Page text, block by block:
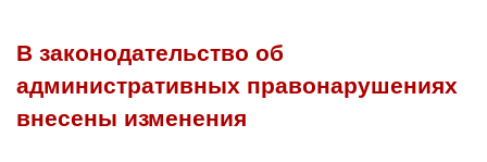
В законодательство об
административных правонарушениях
внесены изменения